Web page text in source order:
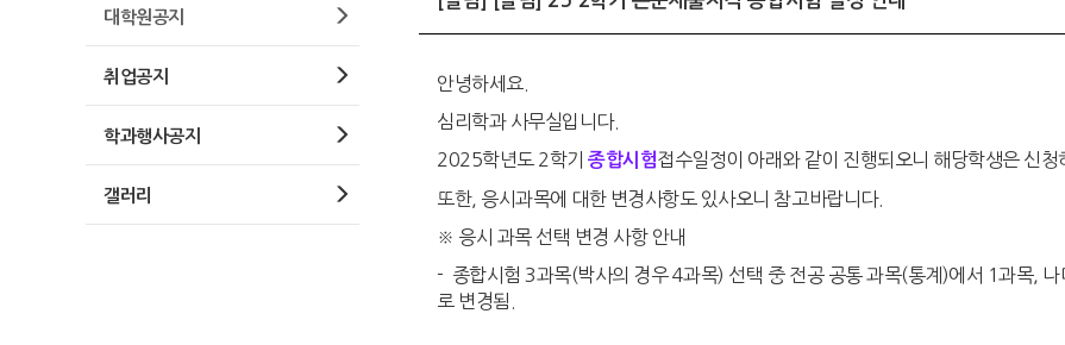
대학원공지
취업공지
학과행사공지
갤러리
안녕하세요.
심리학과 사무실입니다.
2025학년도 2학기종합시험접수일정이 아래와 같이 진행되오니 해당학생은 신청
또한, 응시과목에 대한 변경사항도 있사오니 참고바랍니다.
※ 응시 과목 선택 변경 사항 안내
- 종합시험 3과목(박사의 경우 4과목) 선택 중 전공 공통 과목(통계)에서 1과목,
로 변경됨.